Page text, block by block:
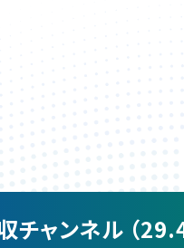
チャンネル （